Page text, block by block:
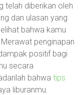
telah diberikan oleh
dan ulasan yang
bahwa kamu
penginapan
positif bagi
secara
bahwatips
liburanmu.